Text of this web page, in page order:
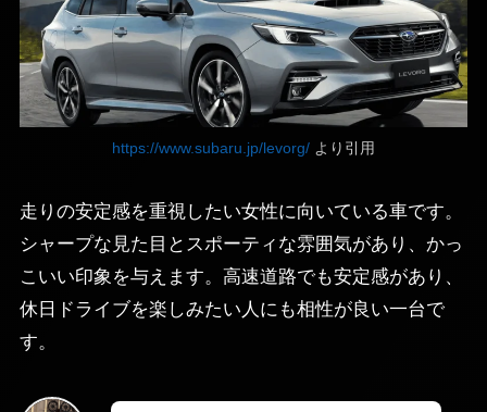
https://www.subaru.jp/levorg/ より引用
走りの安定感を重視したい女性に向いている車です。
シャープな見た目とスポーティな雰囲気があり、かっ
こいい印象を与えます。高速道路でも安定感があり、
休日ドライブを楽しみたい人にも相性が良い一台で
す。